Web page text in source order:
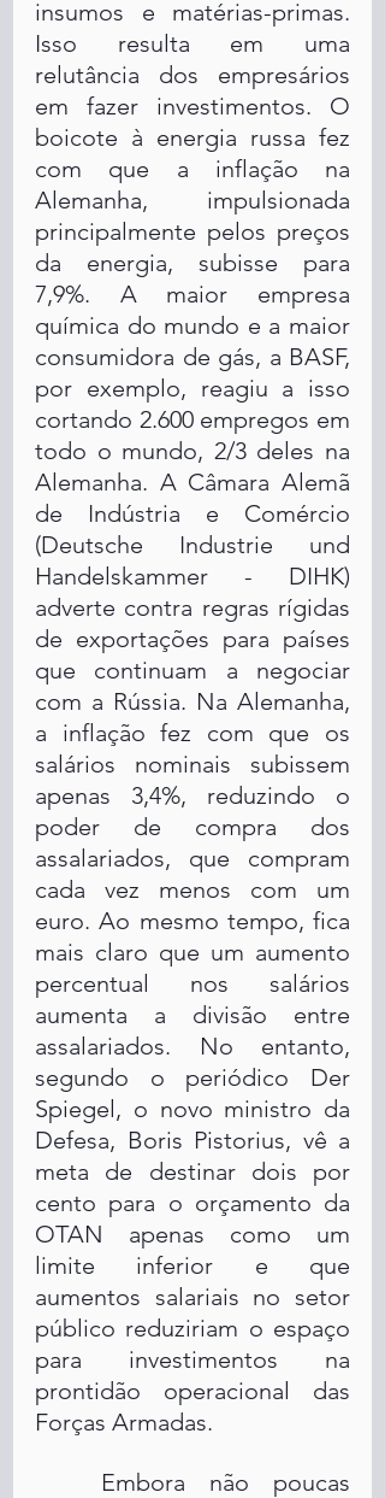
insumos e matérias-primas.
Isso resulta em uma
relutância dos empresários
em fazer investimentos. O
boicote à energia russa fez
com que a inflação na
Alemanha, impulsionada
principalmente pelos preços
da energia, subisse para
7,9%. A maior empresa
química do mundo e a maior
consumidora de gás, a BASF,
por exemplo, reagiu a isso
cortando 2.600 empregos em
todo o mundo, 2/3 deles na
Alemanha. A Câmara Alemã
de Indústria e Comércio
(Deutsche Industrie und
Handelskammer - DIHK)
adverte contra regras rígidas
de exportações para países
que continuam a negociar
com a Rússia. Na Alemanha,
a inflação fez com que os
salários nominais subissem
apenas 3,4%, reduzindo o
poder de compra dos
assalariados, que compram
cada vez menos com um
euro. Ao mesmo tempo, fica
mais claro que um aumento
percentual nos salários
aumenta a divisão entre
assalariados. No entanto,
segundo o periódico Der
Spiegel, o novo ministro da
Defesa, Boris Pistorius, vê a
meta de destinar dois por
cento para o orçamento da
OTAN apenas como um
limite inferior e que
aumentos salariais no setor
público reduziriam o espaço
para investimentos na
prontidão operacional das
Forças Armadas.